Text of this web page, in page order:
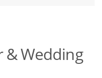
& Wedding